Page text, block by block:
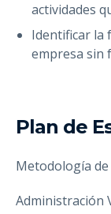
actividades
Identificar la
empresa sin
Plan de
Metodología de
Administración